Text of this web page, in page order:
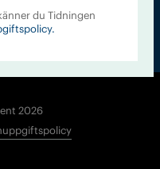
2026
du Tidningen